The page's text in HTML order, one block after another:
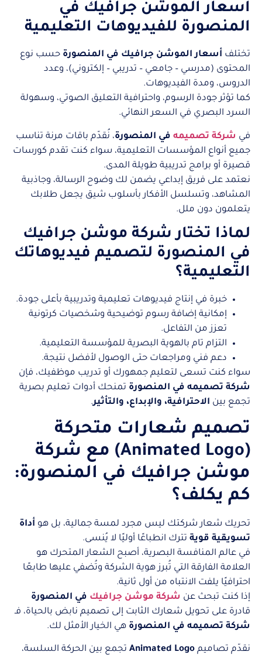
أسعار الموشن جرافيك في
المنصورة للفيديوهات التعليمية
تختلف أسعار الموشن جرافيك في المنصورة حسب نوع
المحتوى (مدرسي – جامعي – تدريبي – إلكتروني)، وعدد
الدروس، ومدة الفيديوهات.
كما تؤثر جودة الرسوم، واحترافية التعليق الصوتي، وسهولة
السرد البصري في السعر النهائي.
في شركة تصميمه في المنصورة، نُقدّم باقات مرنة تناسب
جميع أنواع المؤسسات التعليمية، سواء كنت تقدم كورسات
قصيرة أو برامج تدريبية طويلة المدى.
نعتمد على فريق إبداعي يضمن لك وضوح الرسالة، وجاذبية
المشاهد، وتسلسل الأفكار بأسلوب شيق يجعل طلابك
يتعلمون دون ملل.
لماذا تختار شركة موشن جرافيك
في المنصورة لتصميم فيديوهاتك
التعليمية؟
خبرة في إنتاج فيديوهات تعليمية وتدريبية بأعلى جودة.
إمكانية إضافة رسوم توضيحية وشخصيات كرتونية
تعزز من التفاعل.
التزام تام بالهوية البصرية للمؤسسة التعليمية.
دعم فني ومراجعات حتى الوصول لأفضل نتيجة.
سواء كنت تسعى لتعليم جمهورك أو تدريب موظفيك، فإن
شركة تصميمه في المنصورة تمنحك أدوات تعليم بصرية
تجمع بين الاحترافية، والإبداع، والتأثير.
تصميم شعارات متحركة
(Animated Logo) مع شركة
موشن جرافيك في المنصورة:
كم يكلف؟
تحريك شعار شركتك ليس مجرد لمسة جمالية، بل هو أداة
تسويقية قوية تترك انطباعًا أوليًا لا يُنسى.
في عالم المنافسة البصرية، أصبح الشعار المتحرك هو
العلامة الفارقة التي تُبرز هوية الشركة وتُضفي عليها طابعًا
احترافيًا يلفت الانتباه من أول ثانية.
إذا كنت تبحث عن شركة موشن جرافيك في المنصورة
قادرة على تحويل شعارك الثابت إلى تصميم نابض بالحياة، فـ
شركة تصميمه في المنصورة هي الخيار الأمثل لك.
نقدّم تصاميم Animated Logo تجمع بين الحركة السلسة،